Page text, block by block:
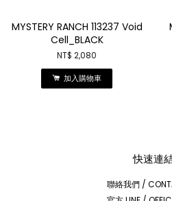
MYSTERY RANCH 113237 Void
Cell_BLACK
NT$ 2,080
加入購物車
快速連
聯絡我們 /